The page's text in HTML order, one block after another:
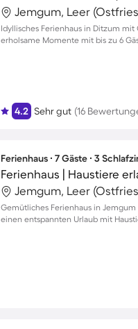
Jemgum, Leer
Idyllisches Ferienhaus in Ditzum
erholsame Momente mit bis zu 6
4.2 Sehr gut (16
Ferienhaus ∙ 7 Gäste ∙ 3
Ferienhaus | Haustiere
Jemgum, Leer
Gemütliches Ferienhaus in
einen entspannten Urlaub mit